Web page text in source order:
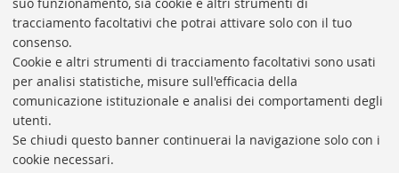
tracciamento facoltativi che potrai attivare solo con il tuo
consenso.
Cookie e altri strumenti di tracciamento facoltativi sono usati
per analisi statistiche, misure sull'efficacia della
comunicazione istituzionale e analisi dei comportamenti degli
utenti.
Se chiudi questo banner continuerai la navigazione solo con i
cookie necessari.
Vedi dettagli